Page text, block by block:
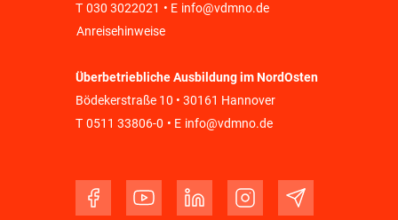
T 030 3022021 • E info@vdmno.de
Anreisehinweise
Überbetriebliche Ausbildung im NordOsten
Bödekerstraße 10 • 30161 Hannover
T 0511 33806-0 • E info@vdmno.de